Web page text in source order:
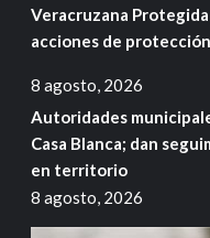
Veracruzana
acciones de
8 agosto, 2026
Autoridades
Casa Blanca; dan
en territorio
8 agosto, 2026